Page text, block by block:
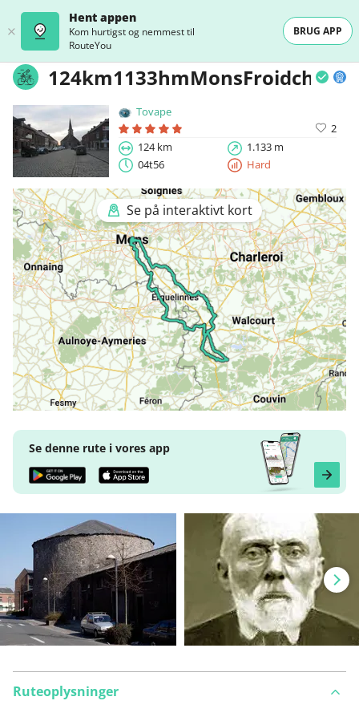
Hent appen
Kom hurtigst og nemmest til
RouteYou
BRUG APP
Tovape
2
124 km
1.133 m
04t56
Hard
Se på interaktivt kort
Se denne rute i vores app
Ruteoplysninger